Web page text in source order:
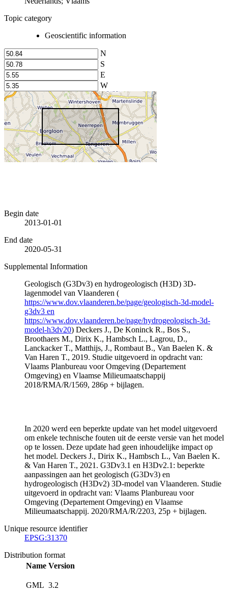
Topic category
Geoscientific information
N
S
E
W
Begin date
2013-01-01
End date
2020-05-31
Supplemental Information
Geologisch (G3Dv3) en hydrogeologisch (H3D) 3D-
lagenmodel van Vlaanderen (
https://www.dov.vlaanderen.be/page/geologisch-3d-model-
g3dv3 en
https://www.dov.vlaanderen.be/page/hydrogeologisch-3d-
model-h3dv20) Deckers J., De Koninck R., Bos S.,
Broothaers M., Dirix K., Hambsch L., Lagrou, D.,
Lanckacker T., Matthijs, J., Rombaut B., Van Baelen K. &
Van Haren T., 2019. Studie uitgevoerd in opdracht van:
Vlaams Planbureau voor Omgeving (Departement
Omgeving) en Vlaamse Milieumaatschappij
2018/RMA/R/1569, 286p + bijlagen.
In 2020 werd een beperkte update van het model uitgevoerd
om enkele technische fouten uit de eerste versie van het model
op te lossen. Deze update had geen inhoudelijke impact op
het model. Deckers J., Dirix K., Hambsch L., Van Baelen K.
& Van Haren T., 2021. G3Dv3.1 en H3Dv2.1: beperkte
aanpassingen aan het geologisch (G3Dv3) en
hydrogeologisch (H3Dv2) 3D-model van Vlaanderen. Studie
uitgevoerd in opdracht van: Vlaams Planbureau voor
Omgeving (Departement Omgeving) en Vlaamse
Milieumaatschappij. 2020/RMA/R/2203, 25p + bijlagen.
Unique resource identifier
EPSG:31370
Distribution format
Name Version
GML 3.2